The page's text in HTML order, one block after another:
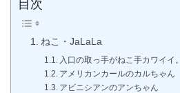
目次
ねこ・JaLaLa
入口の取っ手がねこ手カワイイ。
アメリカンカールのカルちゃん
アビニシアンのアンちゃん